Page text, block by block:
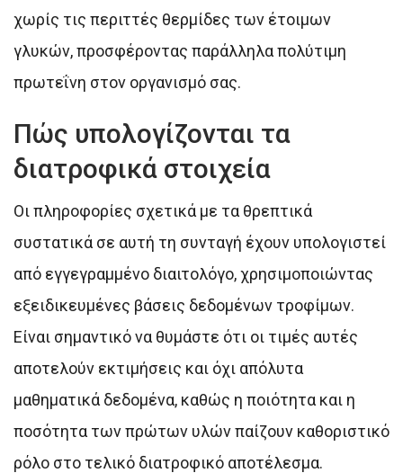
χωρίς τις περιττές θερμίδες των έτοιμων
γλυκών, προσφέροντας παράλληλα πολύτιμη
πρωτεΐνη στον οργανισμό σας.
Πώς υπολογίζονται τα
διατροφικά στοιχεία
Οι πληροφορίες σχετικά με τα θρεπτικά
συστατικά σε αυτή τη συνταγή έχουν υπολογιστεί
από εγγεγραμμένο διαιτολόγο, χρησιμοποιώντας
εξειδικευμένες βάσεις δεδομένων τροφίμων.
Είναι σημαντικό να θυμάστε ότι οι τιμές αυτές
αποτελούν εκτιμήσεις και όχι απόλυτα
μαθηματικά δεδομένα, καθώς η ποιότητα και η
ποσότητα των πρώτων υλών παίζουν καθοριστικό
ρόλο στο τελικό διατροφικό αποτέλεσμα.